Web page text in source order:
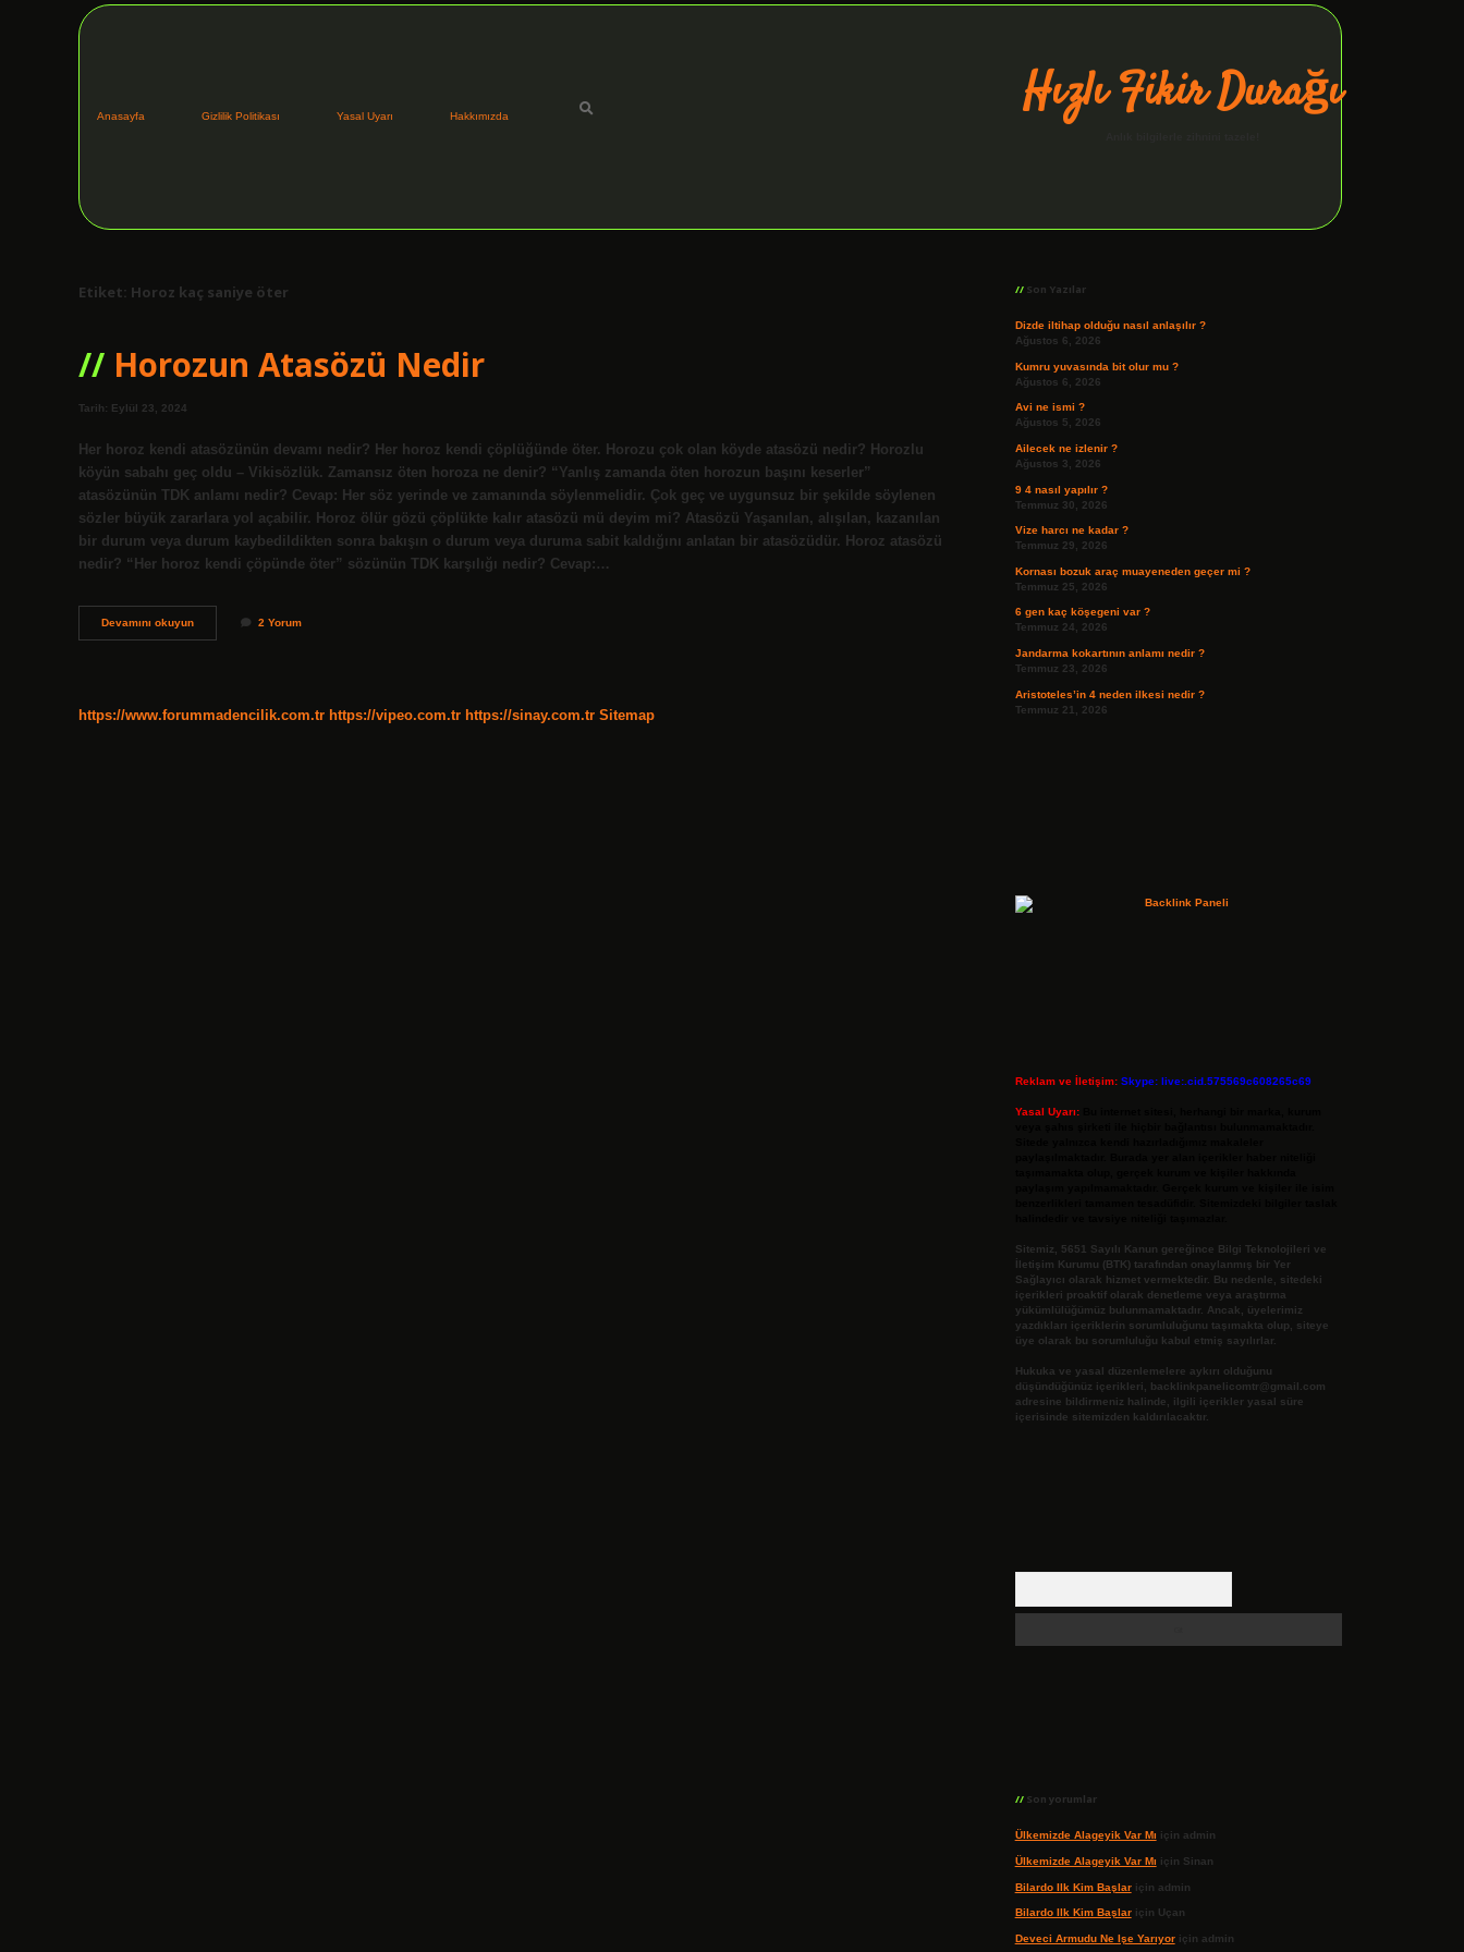
Anasayfa Gizlilik Politikası Yasal Uyarı Hakkımızda Hızlı Fikir Durağı
Etiket: Horoz kaç saniye öter
Horozun Atasözü Nedir
Tarih: Eylül 23, 2024
Her horoz kendi atasözünün devamı nedir? Her horoz kendi çöplüğünde öter. Horozu çok olan köyde atasözü nedir? Horozlu
köyün sabahı geç oldu – Vikisözlük. Zamansız öten horoza ne denir? “Yanlış zamanda öten horozun başını keserler”
atasözünün TDK anlamı nedir? Cevap: Her söz yerinde ve zamanında söylenmelidir. Çok geç ve uygunsuz bir şekilde söylenen
sözler büyük zararlara yol açabilir. Horoz ölür gözü çöplükte kalır atasözü mü deyim mi? Atasözü Yaşanılan, alışılan, kazanılan
bir durum veya durum kaybedildikten sonra bakışın o durum veya duruma sabit kaldığını anlatan bir atasözüdür. Horoz atasözü
nedir? “Her horoz kendi çöpünde öter” sözünün TDK karşılığı nedir? Cevap:…
Devamını okuyunHorozun
Atasözü
2 Yorum
https://www.forummadencilik.com.tr https://vipeo.com.tr https://sinay.com.tr Sitemap
Son Yazılar
Dizde iltihap olduğu nasıl anlaşılır ?
Ağustos 6, 2026
Kumru yuvasında bit olur mu ?
Ağustos 6, 2026
Avi ne ismi ?
Ağustos 5, 2026
Ailecek ne izlenir ?
Ağustos 3, 2026
9 4 nasıl yapılır ?
Temmuz 30, 2026
Vize harcı ne kadar ?
Temmuz 29, 2026
Kornası bozuk araç muayeneden geçer mi ?
Temmuz 25, 2026
6 gen kaç köşegeni var ?
Temmuz 24, 2026
Jandarma kokartının anlamı nedir ?
Temmuz 23, 2026
Aristoteles’in 4 neden ilkesi nedir ?
Temmuz 21, 2026
Reklam ve İletişim: Skype: live:.cid.575569c608265c69
Yasal Uyarı:
Sitemiz, 5651 Sayılı Kanun gereğince Bilgi Teknolojileri ve
İletişim Kurumu (BTK) tarafından onaylanmış bir Yer
Sağlayıcı olarak hizmet vermektedir. Bu nedenle, sitedeki
içerikleri proaktif olarak denetleme veya araştırma
yükümlülüğümüz bulunmamaktadır. Ancak, üyelerimiz
yazdıkları içeriklerin sorumluluğunu taşımakta olup, siteye
üye olarak bu sorumluluğu kabul etmiş sayılırlar.
Hukuka ve yasal düzenlemelere aykırı olduğunu
düşündüğünüz içerikleri,
backlinkpanelicomtr@gmail.com
adresine bildirmeniz halinde, ilgili içerikler yasal süre
içerisinde sitemizden kaldırılacaktır.
Son yorumlar
Ülkemizde Alageyik Var Mı için admin
Ülkemizde Alageyik Var Mı için Sinan
Bilardo Ilk Kim Başlariçin admin
Bilardo Ilk Kim Başlariçin Uçan
Deveci Armudu Ne Işe Yarıyoriçin admin